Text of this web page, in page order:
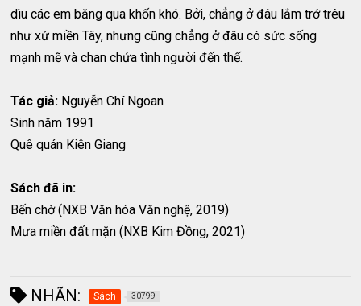
dìu các em băng qua khốn khó. Bởi, chẳng ở đâu lắm trớ trêu
như xứ miền Tây, nhưng cũng chẳng ở đâu có sức sống
mạnh mẽ và chan chứa tình người đến thế.
Tác giả: Nguyễn Chí Ngoan
Sinh năm 1991
Quê quán Kiên Giang
Sách đã in:
Bến chờ (NXB Văn hóa Văn nghệ, 2019)
Mưa miền đất mặn (NXB Kim Đồng, 2021)
NHÃN: Sách 30799